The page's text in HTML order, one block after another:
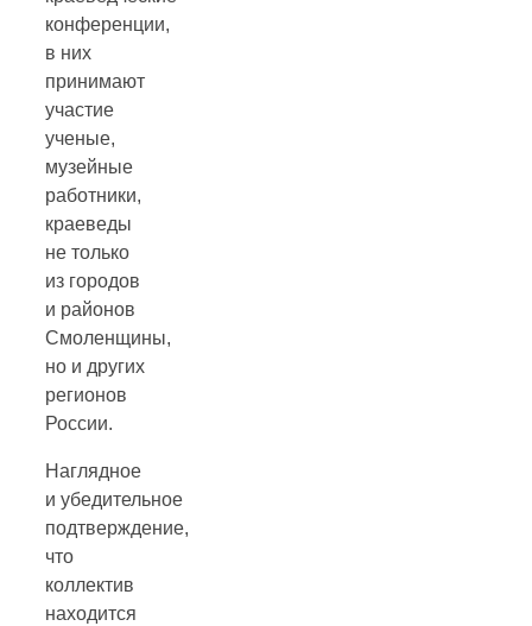
конференции,
в них
принимают
участие
ученые,
музейные
работники,
краеведы
не только
из городов
и районов
Смоленщины,
но и других
регионов
России.
Наглядное
и убедительное
подтверждение,
что
коллектив
находится